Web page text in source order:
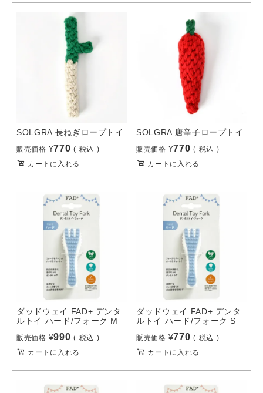
SOLGRA 長ねぎロープトイ
販売価格 ¥770
税込
カートに入れる
SOLGRA 唐辛子ロープトイ
販売価格 ¥770
税込
カートに入れる
ダッドウェイ FAD+ デンタ
ルトイ ハード/フォーク M
販売価格 ¥990
税込
カートに入れる
ダッドウェイ FAD+ デンタ
ルトイ ハード/フォーク S
販売価格 ¥770
税込
カートに入れる